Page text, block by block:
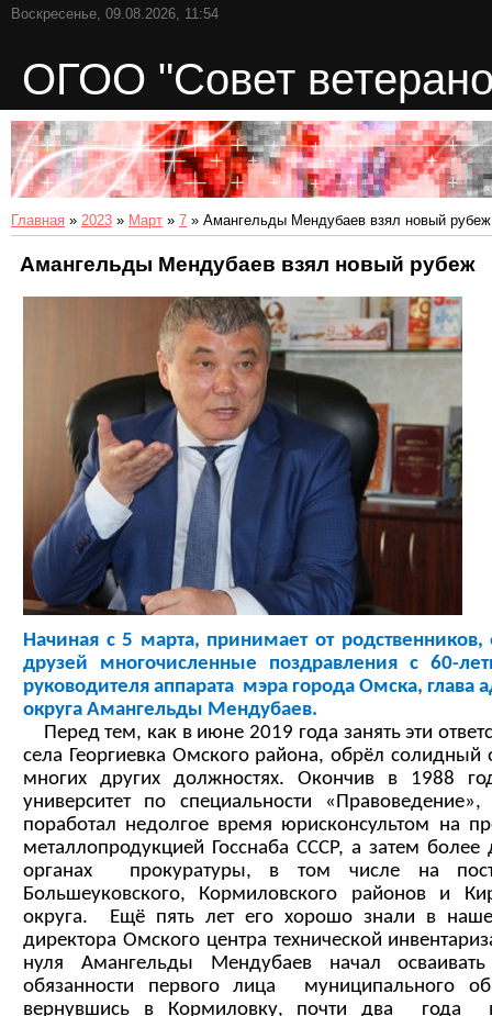
Воскресенье, 09.08.2026, 11:54
ОГОО "Совет
Главная » 2023 » Март » 7 » Амангельды Мендубаев взял новый рубеж
Амангельды Мендубаев взял новый рубеж
Начиная с 5 марта, принимает от
друзей многочисленные поздравления с 60-
руководителя аппарата мэра города Омска, глава
округа Амангельды Мендубаев.
Перед тем, как в июне 2019 года занять эти
села Георгиевка Омского района, обрёл
многих других должностях. Окончив в 1988
университет по специальности
поработал недолгое время юрисконсультом на
металлопродукцией Госснаба СССР, а затем
органах прокуратуры, в том числе на
Большеуковского, Кормиловского районов и
округа. Ещё пять лет его хорошо знали в
директора Омского центра технической
нуля Амангельды Мендубаев начал
обязанности первого лица муниципального
вернувшись в Кормиловку, почти два года